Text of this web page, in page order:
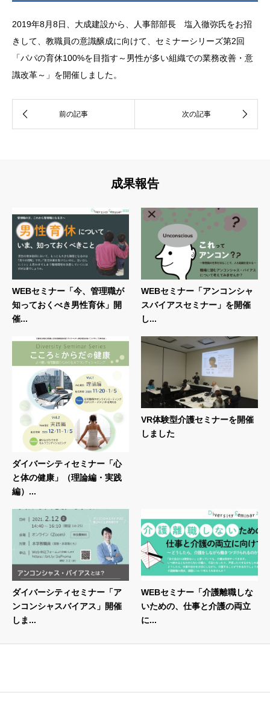
2019年8月8日、大成建設から、人事部部長 塩入徹弥氏をお招
きして、教職員の意識醸成に向けて、セミナーシリーズ第2回
「パパの育休100%を目指す～男性が多い組織での業務改善・意
識改革～」を開催しました。
成果報告
WEBセミナー「今、管理職が
知っておくべき男性育休」開
催...
WEBセミナー「アンコンシャ
スバイアスセミナー」を開催
し...
ダイバーシティセミナー「心
と体の健康」（理論編・実践
編）...
VR体験型介護セミナーを開催
しました
ダイバーシティセミナー「ア
ンコンシャスバイアス」開催
しま...
WEBセミナー「介護離職しな
いための、仕事と介護の両立
に...